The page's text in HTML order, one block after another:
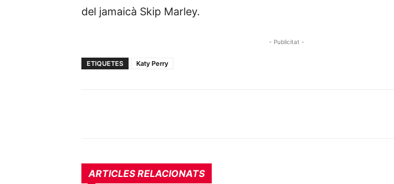
del jamaicà Skip Marley.
- Publicitat -
ETIQUETES Katy Perry
ARTICLES RELACIONATS